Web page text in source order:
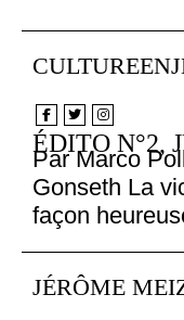
ÉDITO N°2,
Par Marco
Gonseth La
façon
JÉRÔME